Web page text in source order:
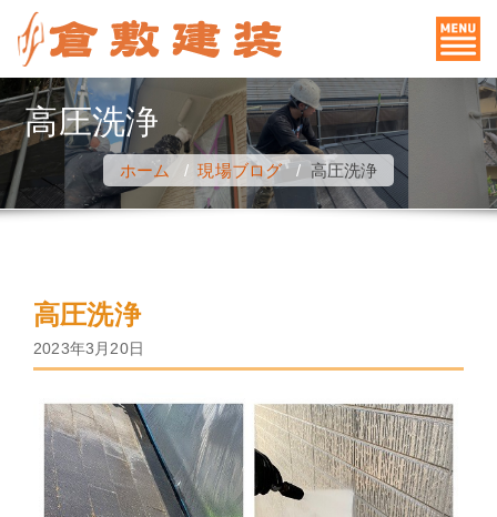
テ
ン
ツ
へ
ス
高圧洗浄
ホーム /現場ブログ/ 高圧洗浄
高圧洗浄
2023年3月20日